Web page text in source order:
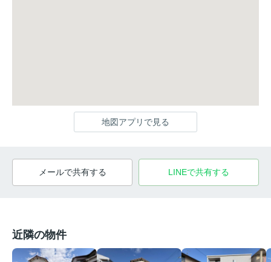
地図アプリで見る
メールで共有する LINEで共有する
近隣の物件